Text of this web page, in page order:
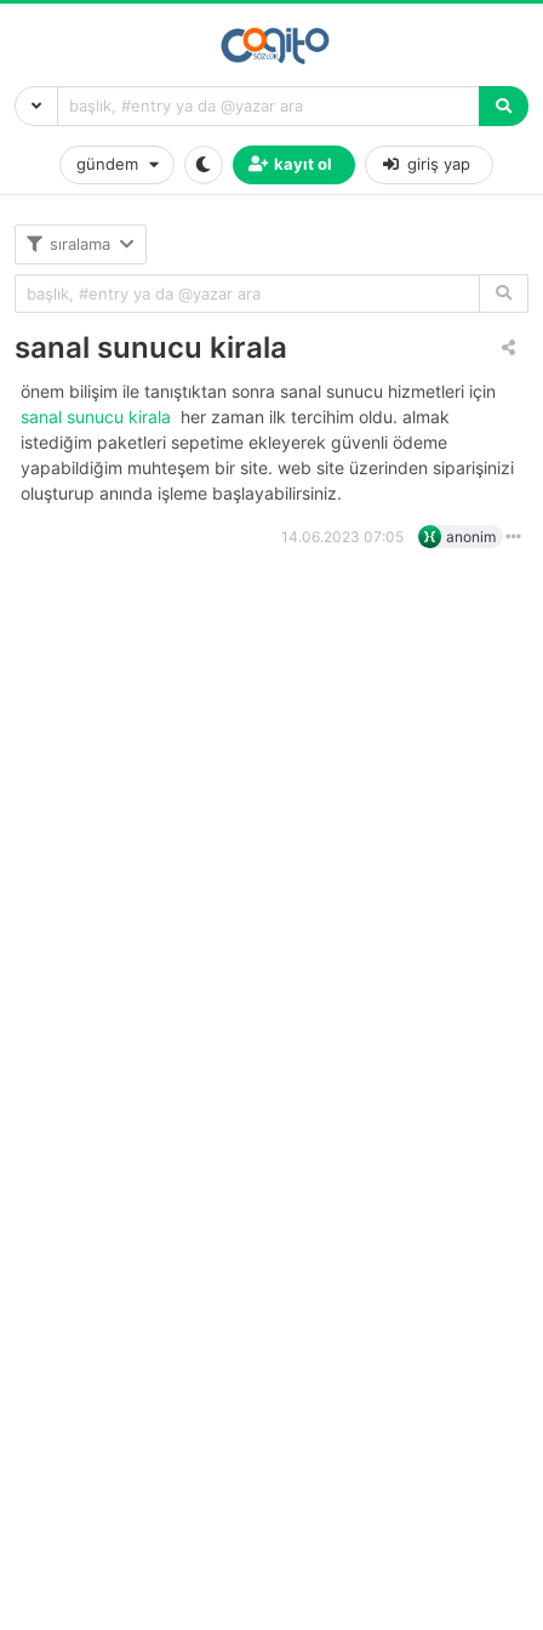
gündem kayıt ol giriş yap
sıralama
sanal sunucu kirala
önem bilişim ile tanıştıktan sonra sanal sunucu hizmetleri için
sanal sunucu kirala her zaman ilk tercihim oldu. almak
istediğim paketleri sepetime ekleyerek güvenli ödeme
yapabildiğim muhteşem bir site. web site üzerinden siparişinizi
oluşturup anında işleme başlayabilirsiniz.
14.06.2023 07:05 anonim